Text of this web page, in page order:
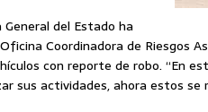
del Estado ha
Coordinadora de Riesgos
con reporte de robo. “En
sus actividades, ahora estos